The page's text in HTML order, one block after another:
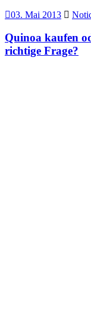
03. Mai 2013
Quinoa kaufen
richtige Frage?